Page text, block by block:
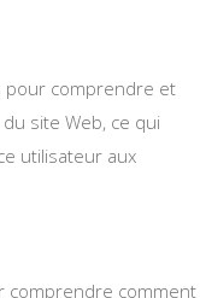
pour comprendre et
site Web, ce qui
utilisateur aux
comprendre comment